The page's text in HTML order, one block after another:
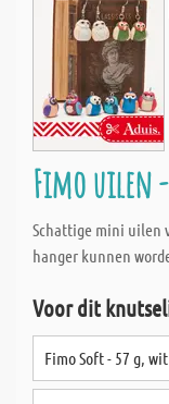
Fimo uilen -
Schattige mini uilen
hanger kunnen
Voor dit
Fimo Soft - 57 g, wit